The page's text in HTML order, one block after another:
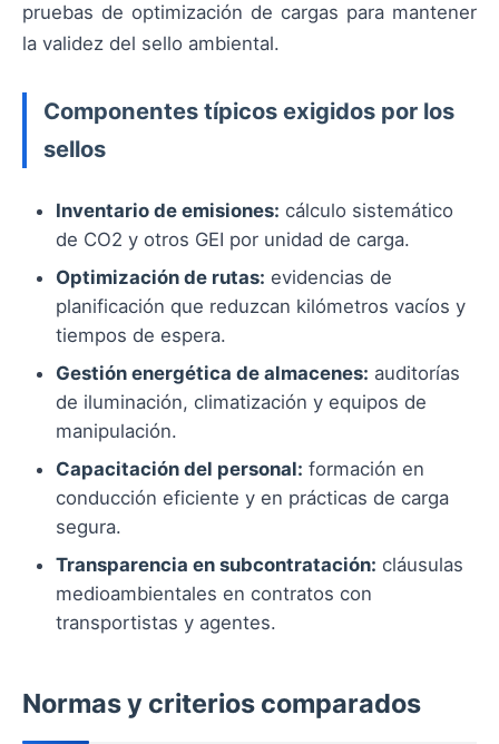
pruebas de optimización de cargas para mantener
la validez del sello ambiental.
Componentes típicos exigidos por los
sellos
Inventario de emisiones: cálculo sistemático
de CO2 y otros GEI por unidad de carga.
Optimización de rutas: evidencias de
planificación que reduzcan kilómetros vacíos y
tiempos de espera.
Gestión energética de almacenes: auditorías
de iluminación, climatización y equipos de
manipulación.
Capacitación del personal: formación en
conducción eficiente y en prácticas de carga
segura.
Transparencia en subcontratación: cláusulas
medioambientales en contratos con
transportistas y agentes.
Normas y criterios comparados